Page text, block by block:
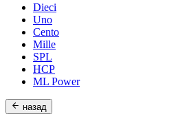
Dieci
Uno
Cento
Mille
SPL
HCP
ML Power
назад